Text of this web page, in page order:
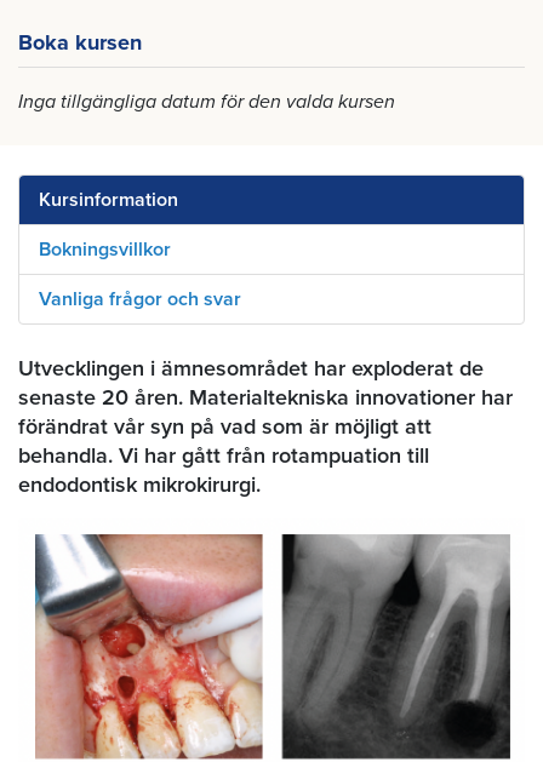
Boka kursen
Inga tillgängliga datum för den valda kursen
Kursinformation
Bokningsvillkor
Vanliga frågor och svar
Utvecklingen i ämnesområdet har exploderat de
senaste 20 åren. Materialtekniska innovationer har
förändrat vår syn på vad som är möjligt att
behandla. Vi har gått från rotampuation till
endodontisk mikrokirurgi.